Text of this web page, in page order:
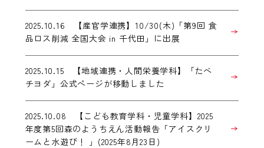
2025.10.16 【産官学連携】10/30(木)「第9回 食
品ロス削減 全国大会 in 千代田」に出展
2025.10.15 【地域連携・人間栄養学科】「たべ
チヨダ」公式ページが移動しました
2025.10.08 【こども教育学科・児童学科】2025
年度第5回森のようちえん活動報告「アイスクリ
ームと水遊び！ 」(2025年8月23日)